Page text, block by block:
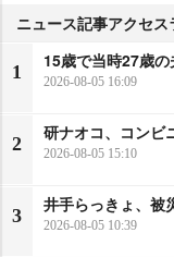
ニュース記事アクセ
1
15歳で当時27歳
2026-08-05 16:09
2
研ナオコ、コンビ
2026-08-05 15:10
3
井手らっきょ、被
2026-08-05 10:39